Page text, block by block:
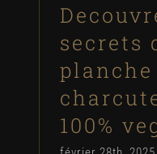
secrets
planche
100%